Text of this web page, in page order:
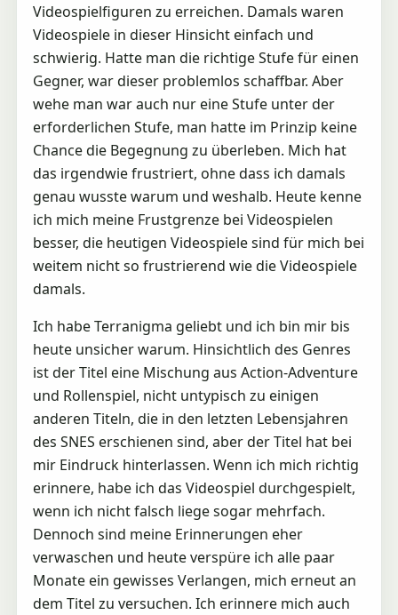
Videospielfiguren zu erreichen. Damals waren
Videospiele in dieser Hinsicht einfach und
schwierig. Hatte man die richtige Stufe für einen
Gegner, war dieser problemlos schaffbar. Aber
wehe man war auch nur eine Stufe unter der
erforderlichen Stufe, man hatte im Prinzip keine
Chance die Begegnung zu überleben. Mich hat
das irgendwie frustriert, ohne dass ich damals
genau wusste warum und weshalb. Heute kenne
ich mich meine Frustgrenze bei Videospielen
besser, die heutigen Videospiele sind für mich bei
weitem nicht so frustrierend wie die Videospiele
damals.
Ich habe Terranigma geliebt und ich bin mir bis
heute unsicher warum. Hinsichtlich des Genres
ist der Titel eine Mischung aus Action-Adventure
und Rollenspiel, nicht untypisch zu einigen
anderen Titeln, die in den letzten Lebensjahren
des SNES erschienen sind, aber der Titel hat bei
mir Eindruck hinterlassen. Wenn ich mich richtig
erinnere, habe ich das Videospiel durchgespielt,
wenn ich nicht falsch liege sogar mehrfach.
Dennoch sind meine Erinnerungen eher
verwaschen und heute verspüre ich alle paar
Monate ein gewisses Verlangen, mich erneut an
dem Titel zu versuchen. Ich erinnere mich auch